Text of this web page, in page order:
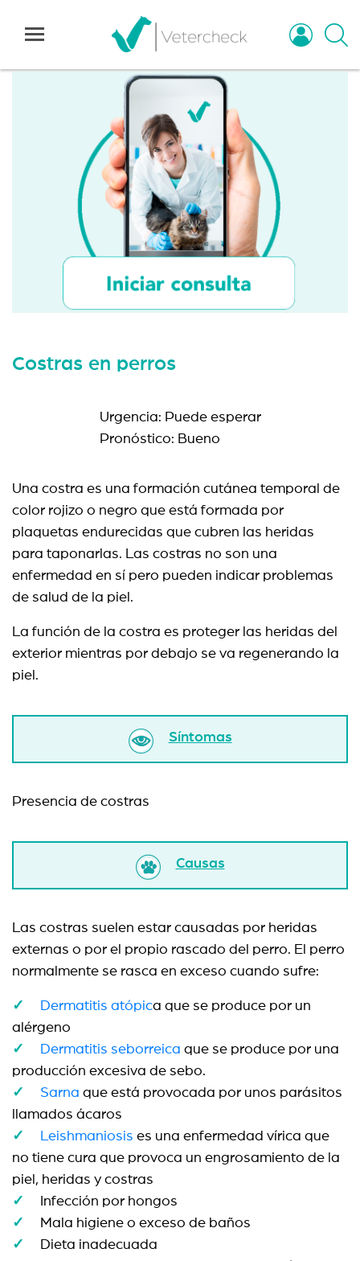
Costras en perros
Urgencia: Puede esperar
Pronóstico: Bueno
Una costra es una formación cutánea temporal de
color rojizo o negro que está formada por
plaquetas endurecidas que cubren las heridas
para taponarlas. Las costras no son una
enfermedad en sí pero pueden indicar problemas
de salud de la piel.
La función de la costra es proteger las heridas del
exterior mientras por debajo se va regenerando la
piel.
Síntomas
Presencia de costras
Causas
Las costras suelen estar causadas por heridas
externas o por el propio rascado del perro. El perro
normalmente se rasca en exceso cuando sufre:
Dermatitis atópica que se produce por un
alérgeno
Dermatitis seborreica que se produce por una
producción excesiva de sebo.
Sarna que está provocada por unos parásitos
llamados ácaros
Leishmaniosis es una enfermedad vírica que
no tiene cura que provoca un engrosamiento de la
piel, heridas y costras
Infección por hongos
Mala higiene o exceso de baños
Dieta inadecuada